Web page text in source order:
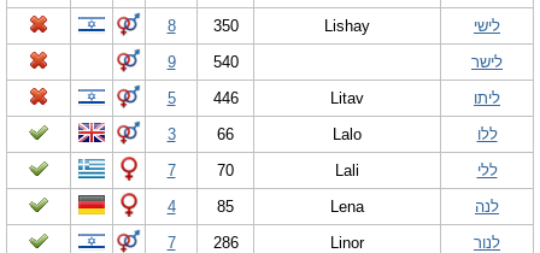
הוסף שם
צור קשר
פייסבוק
לישי
Lishay
350
8
לישר
540
9
ליתו
Litav
446
5
ללו
Lalo
66
3
ללי
Lali
70
7
לנה
Lena
85
4
לנור
Linor
286
7